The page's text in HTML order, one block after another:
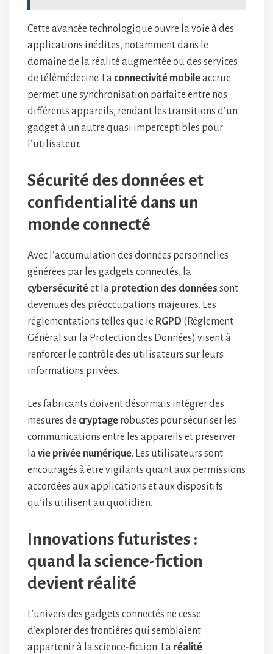
Cette avancée technologique ouvre la voie à des
applications inédites, notamment dans le
domaine de la réalité augmentée ou des services
de télémédecine. La connectivité mobileaccrue
permet une synchronisation parfaite entre nos
différents appareils, rendant les transitions d’un
gadget à un autre quasi imperceptibles pour
l’utilisateur.
Sécurité des données et
confidentialité dans un
monde connecté
Avec l’accumulation des données personnelles
générées par les gadgets connectés, la
cybersécuritéet la protection des données sont
devenues des préoccupations majeures. Les
réglementations telles que le RGPD (Règlement
Général sur la Protection des Données) visent à
renforcer le contrôle des utilisateurs sur leurs
informations privées.
Les fabricants doivent désormais intégrer des
mesures de cryptage robustes pour sécuriser les
communications entre les appareils et préserver
lavie privée numérique. Les utilisateurs sont
encouragés à être vigilants quant aux permissions
accordées aux applications et aux dispositifs
qu’ils utilisent au quotidien.
Innovations futuristes :
quand la science-fiction
devient réalité
L’univers des gadgets connectés ne cesse
d’explorer des frontières qui semblaient
appartenir à la science-fiction. La réalité